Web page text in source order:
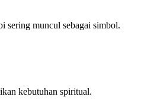
sering muncul sebagai simbol.
kebutuhan spiritual.